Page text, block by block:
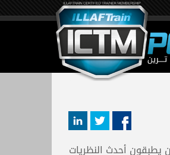
يطبقون أحدث النظريات